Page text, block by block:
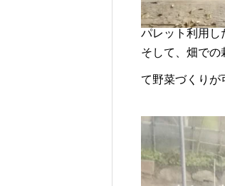
パレット利用し
そして、畑での
て野菜づくりが